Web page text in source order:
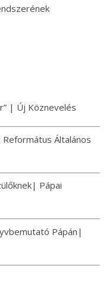
| Új Köznevelés
Általános
Pápai
Pápán|